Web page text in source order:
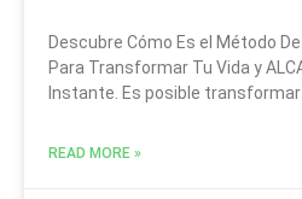
Descubre Cómo Es el Método
Para Transformar Tu Vida y
Instante. Es posible transformar
READ MORE »